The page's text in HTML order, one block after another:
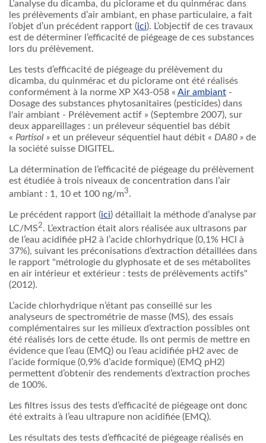
L’analyse du dicamba, du piclorame et du quinmérac dans
les prélèvements d’air ambiant, en phase particulaire, a fait
l’objet d’un précédent rapport (ici). L’objectif de ces travaux
est de déterminer l’efficacité de piégeage de ces substances
lors du prélèvement.
Les tests d’efficacité de piégeage du prélèvement du
dicamba, du quinmérac et du piclorame ont été réalisés
conformément à la norme XP X43-058 « Air ambiant -
Dosage des substances phytosanitaires (pesticides) dans
l'air ambiant - Prélèvement actif » (Septembre 2007), sur
deux appareillages : un préleveur séquentiel bas débit
« Partisol » et un préleveur séquentiel haut débit « DA80 » de
la société suisse DIGITEL.
La détermination de l’efficacité de piégeage du prélèvement
est étudiée à trois niveaux de concentration dans l’air
ambiant : 1, 10 et 100 ng/m3.
Le précédent rapport (ici) détaillait la méthode d’analyse par
LC/MS2. L’extraction était alors réalisée aux ultrasons par
de l’eau acidifiée pH2 à l’acide chlorhydrique (0,1% HCl à
37%), suivant les préconisations d’extraction détaillées dans
le rapport "métrologie du glyphosate et de ses métabolites
en air intérieur et extérieur : tests de prélèvements actifs"
(2012).
L’acide chlorhydrique n’étant pas conseillé sur les
analyseurs de spectrométrie de masse (MS), des essais
complémentaires sur les milieux d’extraction possibles ont
été réalisés lors de cette étude. Ils ont permis de mettre en
évidence que l’eau (EMQ) ou l’eau acidifiée pH2 avec de
l’acide formique (0,9% d’acide formique) (EMQ pH2)
permettent d’obtenir des rendements d’extraction proches
de 100%.
Les filtres issus des tests d’efficacité de piégeage ont donc
été extraits à l’eau ultrapure non acidifiée (EMQ).
Les résultats des tests d’efficacité de piégeage réalisés en